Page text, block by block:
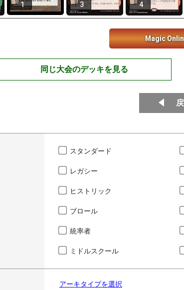
1 3 4
Magic
同じ大会のデッキを見る
スタンダード
レガシー
ヒストリック
ブロール
統率者
ミドルスクール
アーキタイプを選択